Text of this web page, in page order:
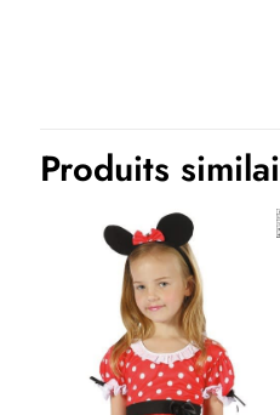
Produits